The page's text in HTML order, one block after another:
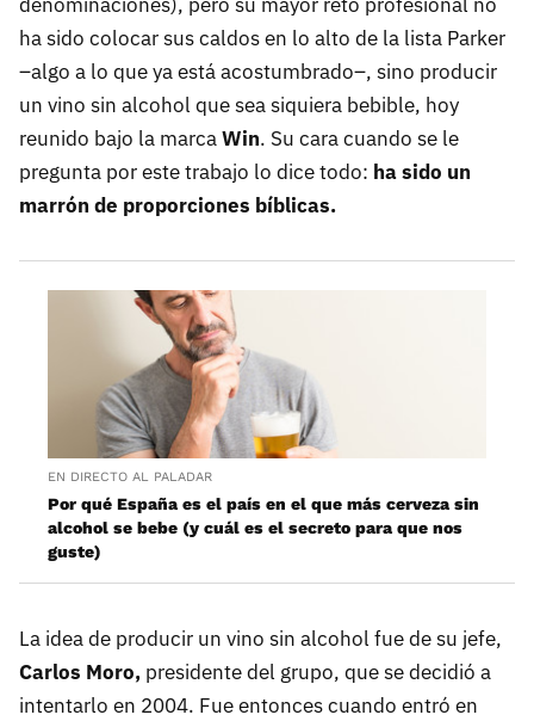
denominaciones), pero su mayor reto profesional no
ha sido colocar sus caldos en lo alto de la lista Parker
–algo a lo que ya está acostumbrado–, sino producir
un vino sin alcohol que sea siquiera bebible, hoy
reunido bajo la marcaWin. Su cara cuando se le
pregunta por este trabajo lo dice todo: ha sido un
marrón de proporciones bíblicas.
EN DIRECTO AL PALADAR
Por qué España es el país en el que más cerveza sin
alcohol se bebe (y cuál es el secreto para que nos
guste)
La idea de producir un vino sin alcohol fue de su jefe,
Carlos Moro, presidente del grupo, que se decidió a
intentarlo en 2004. Fue entonces cuando entró en